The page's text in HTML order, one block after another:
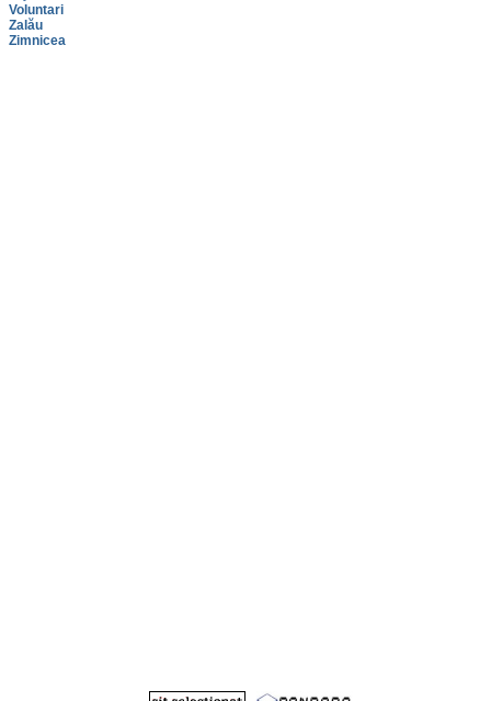
Voluntari
Zalău
Zimnicea